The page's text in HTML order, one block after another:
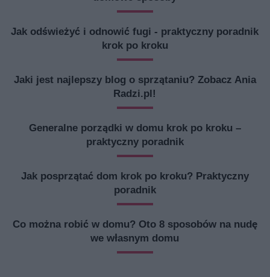
Jak odświeżyć i odnowić fugi - praktyczny poradnik
krok po kroku
Jaki jest najlepszy blog o sprzątaniu? Zobacz Ania
Radzi.pl!
Generalne porządki w domu krok po kroku –
praktyczny poradnik
Jak posprzątać dom krok po kroku? Praktyczny
poradnik
Co można robić w domu? Oto 8 sposobów na nudę
we własnym domu